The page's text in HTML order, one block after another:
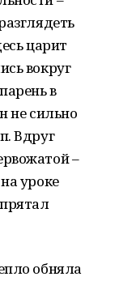
царит
вокруг
в
не сильно
Вдруг
–
уроке
обняла